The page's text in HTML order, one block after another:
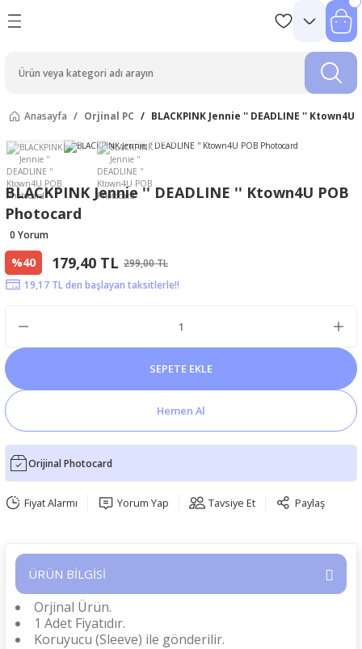
Anasayfa Orjinal PC BLACKPINK Jennie '' DEADLINE '' Ktown4U
BLACKPINK Jennie '' DEADLINE '' Ktown4U POB
Photocard
0 Yorum
%40 179,40 TL 299,00 TL
19,17 TL den başlayan taksitlerle!!
SEPETE EKLE
Hemen Al
Orijinal Photocard
Fiyat Alarmı Yorum Yap Tavsiye Et Paylaş
ÜRÜN BİLGİSİ
Orjinal Ürün.
1 Adet Fiyatıdır.
Koruyucu (Sleeve) ile gönderilir.